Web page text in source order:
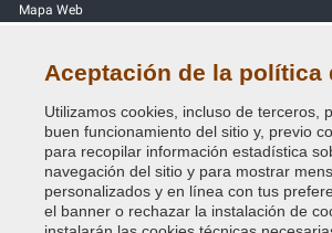
Mapa Web
Política de Privacidad - RGPD
Aceptación de la política
Utilizamos cookies, incluso de terceros,
buen funcionamiento del sitio y, previo
para recopilar información estadística
navegación del sitio y para mostrar
personalizados y en línea con tus
el banner o rechazar la instalación de